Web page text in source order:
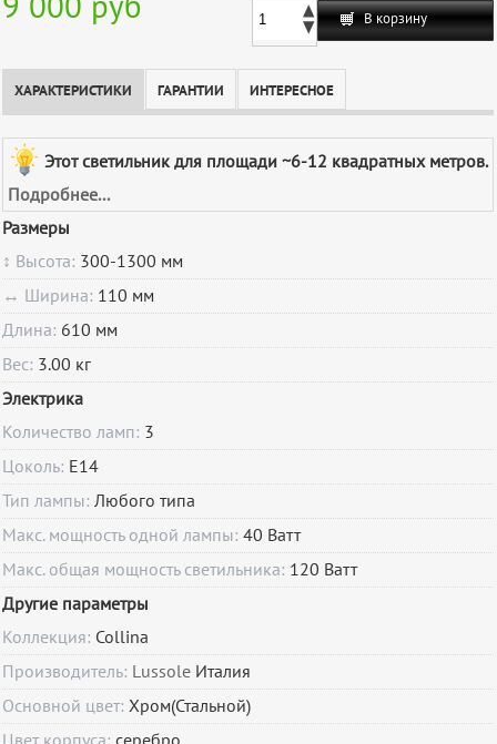
9 000 руб В корзину
ХАРАКТЕРИСТИКИ ГАРАНТИИ ИНТЕРЕСНОЕ
Этот светильник для площади ~6-12 квадратных метров.
Подробнее...
Размеры
↕ Высота: 300-1300 мм
↔ Ширина: 110 мм
Длина: 610 мм
Вес: 3.00 кг
Электрика
Количество ламп: 3
Цоколь: E14
Тип лампы:Любого типа
Макс. мощность одной лампы:40 Ватт
Макс. общая мощность светильника: 120 Ватт
Другие параметры
Коллекция: Collina
Производитель: Lussole Италия
Основной цвет:Хром(Стальной)